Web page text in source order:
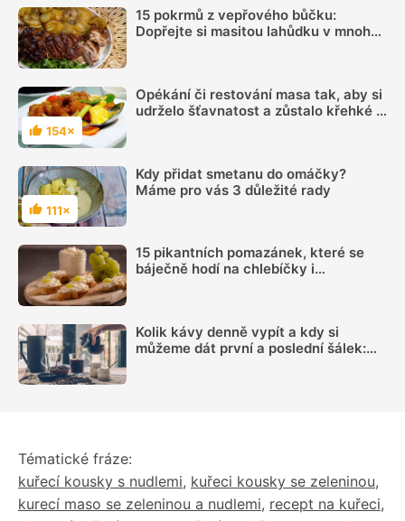
15 pokrmů z vepřového bůčku:
Dopřejte si masitou lahůdku v mnoha
Hodnocení
154×
Opékání či restování masa tak, aby si
udrželo šťavnatost a zůstalo křehké i
Hodnocení
111×
Kdy přidat smetanu do omáčky?
Máme pro vás 3 důležité rady
15 pikantních pomazánek, které se
báječně hodí na chlebíčky i
Kolik kávy denně vypít a kdy si
můžeme dát první a poslední šálek:
Tématické fráze:
kuřecí kousky s nudlemi, kuřeci kousky se zeleninou,
kurecí maso se zeleninou a nudlemi, recept na kuřeci,